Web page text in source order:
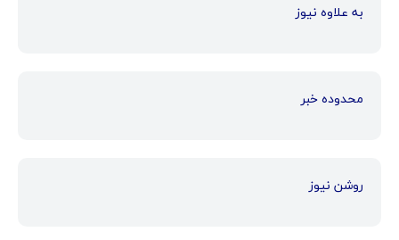
به علاوه نیوز
محدوده خبر
روشن نیوز